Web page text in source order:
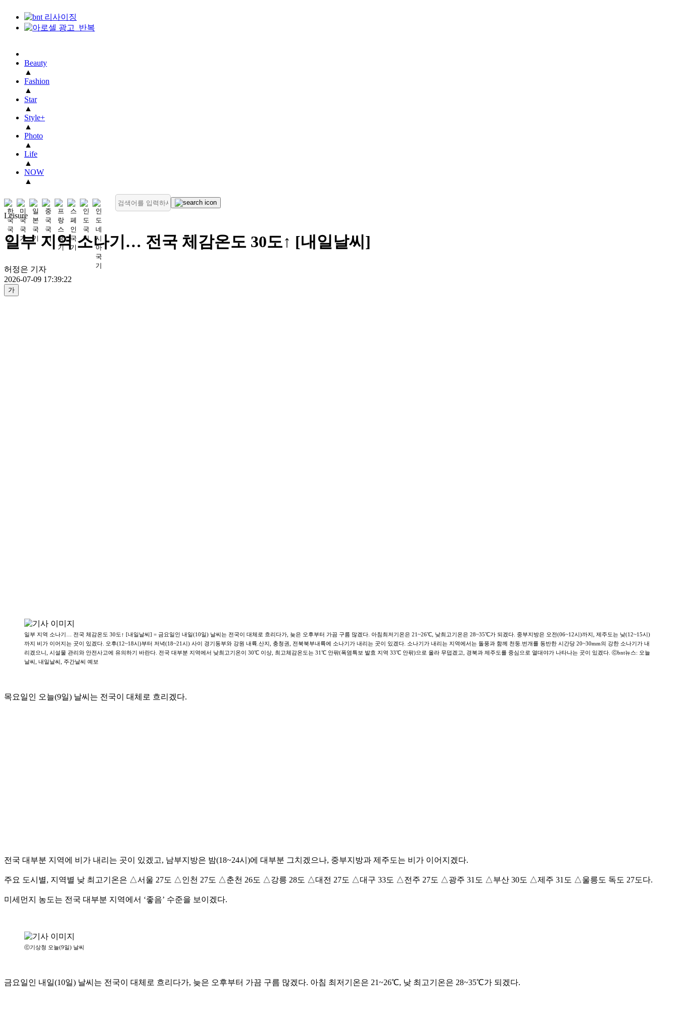
Beauty
▲
Fashion
▲
Star
▲
Style+
▲
Photo
▲
Life
▲
NOW
▲
Leisure
일부 지역 소나기… 전국 체감온도 30도↑ [내일날씨]
허정은 기자
2026-07-09 17:39:22
가
일부 지역 소나기… 전국 체감온도 30도↑ [내일날씨] = 금요일인 내일(10일) 날씨는 전국이 대체로 흐리다가, 늦은 오후부터 가끔 구름 많겠다. 아침최저기온은 21~26℃, 낮최고기온은 28~35℃가 되겠다. 중부지방은 오전(06~12시)까지, 제주도는 낮(12~15시)
까지 비가 이어지는 곳이 있겠다. 오후(12~18시)부터 저녁(18~21시) 사이 경기동부와 강원 내륙.산지, 충청권, 전북북부내륙에 소나기가 내리는 곳이 있겠다. 소나기가 내리는 지역에서는 돌풍과 함께 천둥.번개를 동반한 시간당 20~30mm의 강한 소나기가 내
리겠으니, 시설물 관리와 안전사고에 유의하기 바란다. 전국 대부분 지역에서 낮최고기온이 30℃ 이상, 최고체감온도는 31℃ 안팎(폭염특보 발효 지역 33℃ 안팎)으로 올라 무덥겠고, 경북과 제주도를 중심으로 열대야가 나타나는 곳이 있겠다. ⓒbnt뉴스: 오늘
날씨, 내일날씨, 주간날씨 예보
목요일인 오늘(9일) 날씨는 전국이 대체로 흐리겠다.
전국 대부분 지역에 비가 내리는 곳이 있겠고, 남부지방은 밤(18~24시)에 대부분 그치겠으나, 중부지방과 제주도는 비가 이어지겠다.
주요 도시별, 지역별 낮 최고기온은 △서울 27도 △인천 27도 △춘천 26도 △강릉 28도 △대전 27도 △대구 33도 △전주 27도 △광주 31도 △부산 30도 △제주 31도 △울릉도 독도 27도다.
미세먼지 농도는 전국 대부분 지역에서 ‘좋음’ 수준을 보이겠다.
ⓒ기상청 오늘(9일) 날씨
금요일인 내일(10일) 날씨는 전국이 대체로 흐리다가, 늦은 오후부터 가끔 구름 많겠다. 아침 최저기온은 21~26℃, 낮 최고기온은 28~35℃가 되겠다.